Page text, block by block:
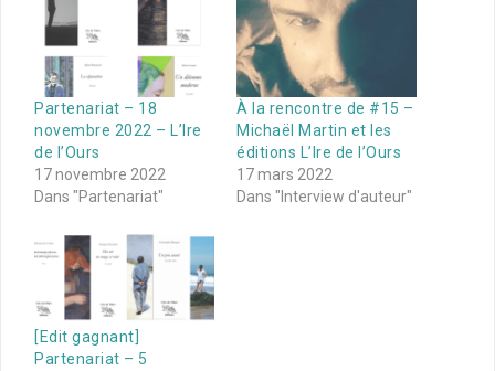
Partenariat – 18
novembre 2022 – L’Ire
de l’Ours
17 novembre 2022
Dans "Partenariat"
À la rencontre de #15 –
Michaël Martin et les
éditions L’Ire de l’Ours
17 mars 2022
Dans "Interview d'auteur"
[Edit gagnant]
Partenariat – 5